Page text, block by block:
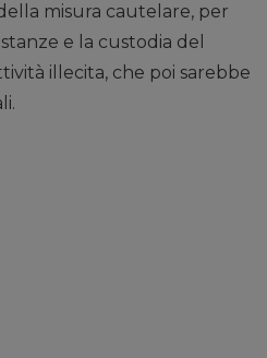
misura cautelare, per
e la custodia del
illecita, che poi sarebbe